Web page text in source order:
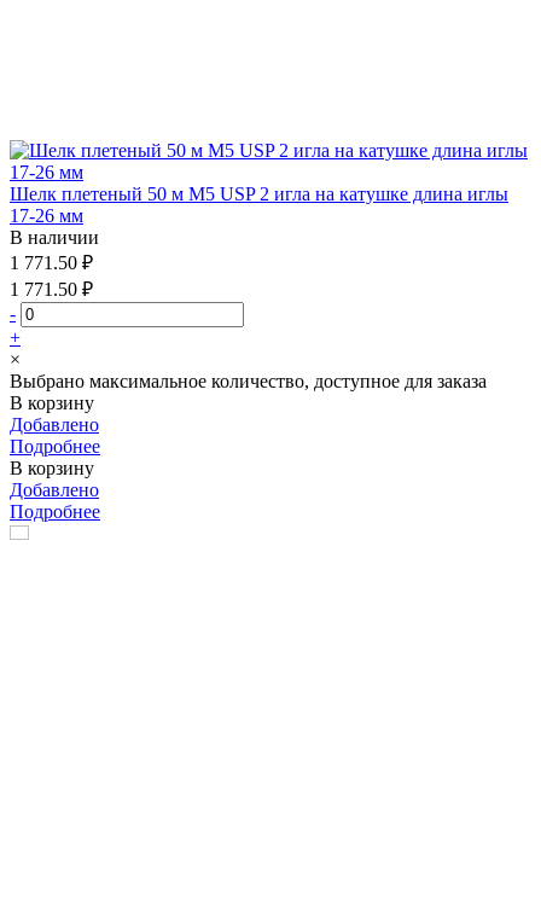
Шелк плетеный 50 м М5 USP 2 игла на катушке длина иглы
17-26 мм
В наличии
1 771.50 ₽
1 771.50 ₽
-
+
×
Выбрано максимальное количество, доступное для заказа
В корзину
Добавлено
Подробнее
В корзину
Добавлено
Подробнее